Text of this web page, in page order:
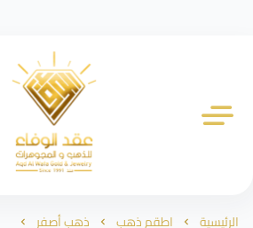
شركة عقد
الرئيسية اطقم ذهب ذهب أصفر